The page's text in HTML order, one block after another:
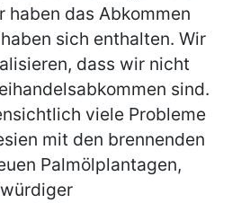
haben das Abkommen
sich enthalten. Wir
dass wir nicht
sind.
viele Probleme
mit den brennenden
Palmölplantagen,